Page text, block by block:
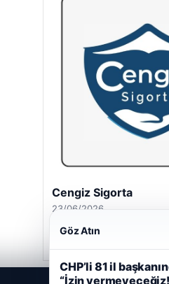
Cengiz Sigorta
23/06/2026
Göz Atın
CHP’li 81 il
“İzin